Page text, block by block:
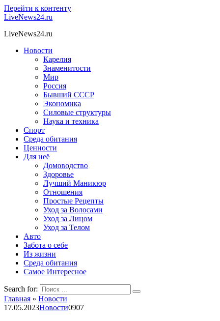
Перейти к контенту
LiveNews24.ru
LiveNews24.ru
Новости
Карелия
Знаменитости
Мир
Россия
Бывший СССР
Экономика
Силовые структуры
Наука и техника
Спорт
Среда обитания
Ценности
Для неё
Домоводство
Здоровье
Лучший Маникюр
Отношения
Простые Рецепты
Уход за Волосами
Уход за Лицом
Уход за Телом
Авто
Забота о себе
Из жизни
Среда обитания
Самое Интересное
Search for:
Главная » Новости
17.05.2023Новости0907